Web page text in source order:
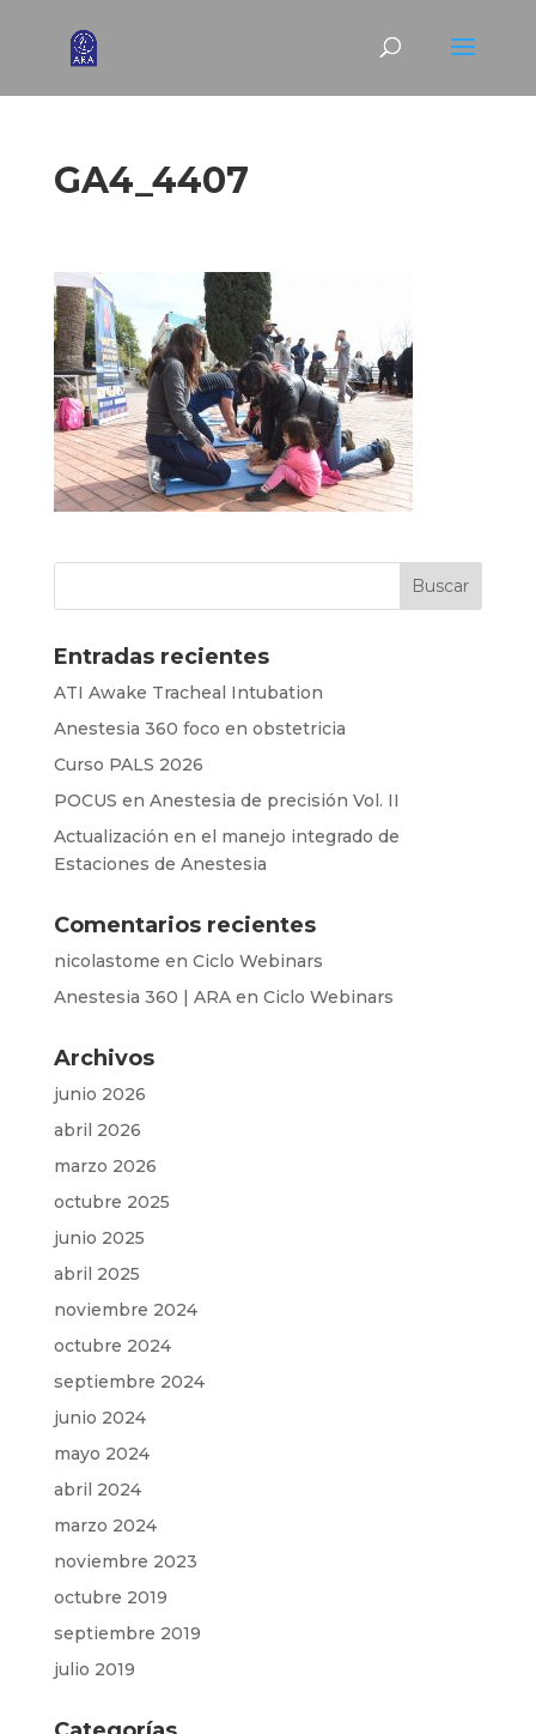
GA4_4407
Entradas recientes
ATI Awake Tracheal Intubation
Anestesia 360 foco en obstetricia
Curso PALS 2026
POCUS en Anestesia de precisión Vol. II
Actualización en el manejo integrado de
Estaciones de Anestesia
Comentarios recientes
nicolastome en Ciclo Webinars
Anestesia 360 | ARAen Ciclo Webinars
Archivos
junio 2026
abril 2026
marzo 2026
octubre 2025
junio 2025
abril 2025
noviembre 2024
octubre 2024
septiembre 2024
junio 2024
mayo 2024
abril 2024
marzo 2024
noviembre 2023
octubre 2019
septiembre 2019
julio 2019